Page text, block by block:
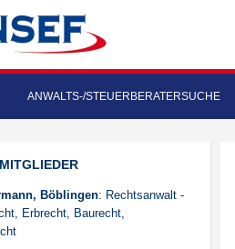
ANWALTS-/STEUERBERATERSUCHE
Böblingen: Rechtsanwalt -
Erbrecht, Baurecht,